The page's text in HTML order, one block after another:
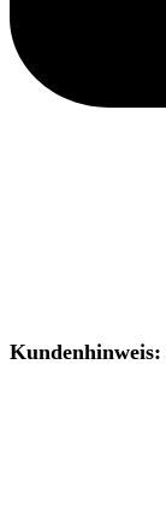
Kundenhinweis: